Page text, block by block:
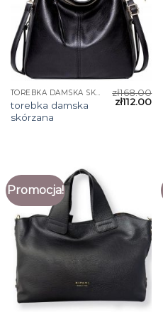
TOREBKA DAMSKA SKÓRZANA
torebka damska
skórzana
zł168.00
zł112.00
Promocja!